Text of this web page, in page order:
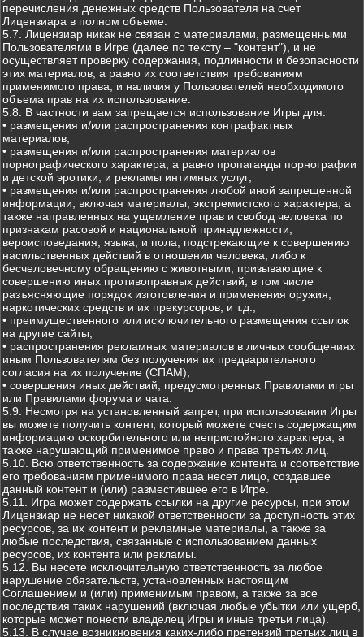
перечисления денежных средств Пользователя на счет
Лицензиара в полном объеме.
5.7. Лицензиар никак не связан с материалами, размещенными
Пользователями в Игре (далее по тексту – "контент"), и не
осуществляет проверку содержания, подлинности и безопасности
этих материалов, а равно их соответствия требованиям
применимого права, и наличия у Пользователей необходимого
объема прав на их использование.
5.8. В частности вам запрещается использование Игры для:
• размещения и/или распространения контрафактных
материалов;
• размещения и/или распространения материалов
порнографического характера, а равно пропаганды порнографии
и детской эротики, и рекламы интимных услуг;
• размещения и/или распространения любой иной запрещенной
информации, включая материалы, экстремистского характера, а
также направленных на ущемление прав и свобод человека по
признакам расовой и национальной принадлежности,
вероисповедания, языка, и пола, подстрекающие к совершению
насильственных действий в отношении человека, либо к
бесчеловечному обращению с животными, призывающие к
совершению иных противоправных действий, в том числе
разъясняющие порядок изготовления и применения оружия,
наркотических средств и их прекурсоров, и т.д.;
• преимущественного или исключительного размещения ссылок
на другие сайты;
• распространения рекламных материалов в личных сообщениях
иным Пользователям без получения их предварительного
согласия на их получение (СПАМ);
• совершения иных действий, предусмотренных Правилами игры
или Правилами форума и чата.
5.9. Несмотря на установленный запрет, при использовании Игры
вы можете получить контент, который можете счесть содержащим
информацию оскорбительного или непристойного характера, а
также нарушающий применимое право и права третьих лиц.
5.10. Всю ответственность за содержание контента и соответствие
его требованиям применимого права несет лицо, создавшее
данный контент и (или) разместившее его в Игре.
5.11. Игра может содержать ссылки на другие ресурсы, при этом
Лицензиар не несет никакой ответственности за доступность этих
ресурсов, за их контент и рекламные материалы, а также за
любые последствия, связанные с использованием данных
ресурсов, их контента или рекламы.
5.12. Вы несете исключительную ответственность за любое
нарушение обязательств, установленных настоящим
Соглашением и (или) применимым правом, а также за все
последствия таких нарушений (включая любые убытки или ущерб,
которые может понести владелец Игры и иные третьи лица).
5.13. В случае возникновения каких-либо претензий третьих лиц в